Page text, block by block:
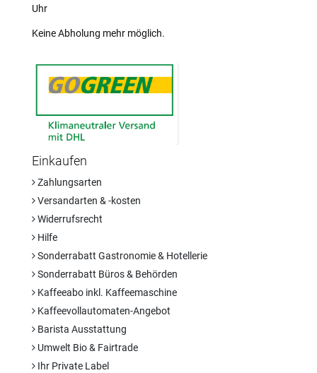
Uhr
Keine Abholung mehr möglich.
Einkaufen
Zahlungsarten
Versandarten & -kosten
Widerrufsrecht
Hilfe
Sonderrabatt Gastronomie & Hotellerie
Sonderrabatt Büros & Behörden
Kaffeeabo inkl. Kaffeemaschine
Kaffeevollautomaten-Angebot
Barista Ausstattung
Umwelt Bio & Fairtrade
Ihr Private Label